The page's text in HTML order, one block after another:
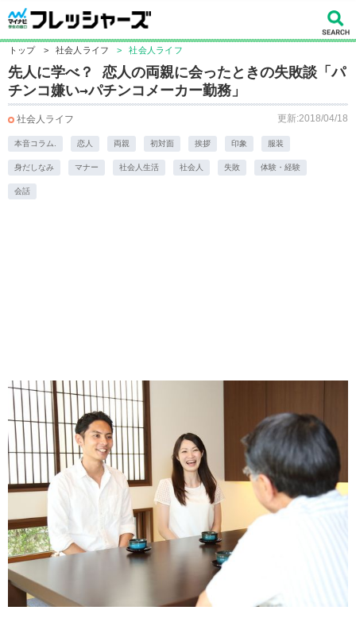
トップ > 社会人ライフ > 社会人ライフ
先人に学べ？ 恋人の両親に会ったときの失敗談「パ
チンコ嫌い→パチンコメーカー勤務」
社会人ライフ 更新:2018/04/18
本音コラム. 恋人 両親 初対面 挨拶 印象 服装
身だしなみ マナー 社会人生活 社会人 失敗 体験・経験
会話